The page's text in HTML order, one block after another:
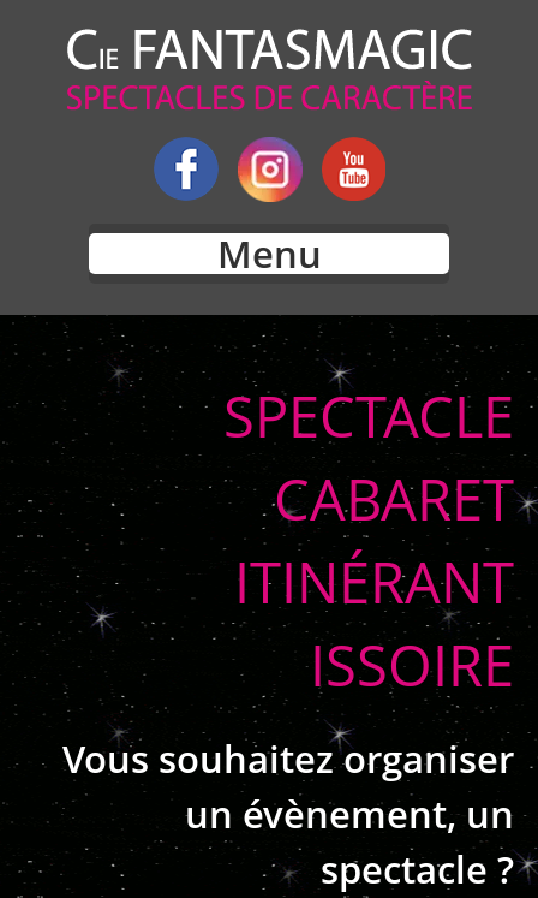
Menu
SPECTACLE
CABARET
ITINÉRANT
ISSOIRE
Vous souhaitez organiser
un évènement, un
spectacle ?